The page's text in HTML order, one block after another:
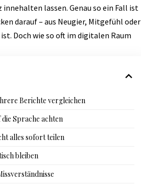
lassen. Genau so ein Fall ist
darauf – aus Neugier, Mitgefühl oder
Doch wie so oft im digitalen Raum
Berichte vergleichen
die Sprache achten
alles sofort teilen
bleiben